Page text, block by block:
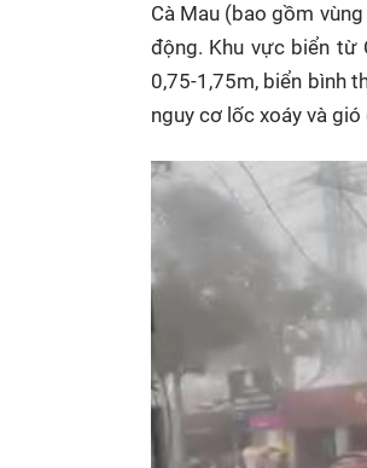
Cà Mau (bao gồm
động. Khu vực biển từ
0,75-1,75m, biển bình
nguy cơ lốc xoáy và gió